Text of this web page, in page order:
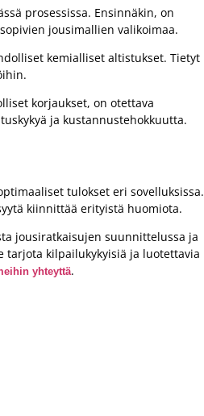
prosessissa. Ensinnäkin, on
jousimallien valikoimaa.
kemialliset altistukset. Tietyt
korjaukset, on otettava
ja kustannustehokkuutta.
tulokset eri sovelluksissa.
kiinnittää erityistä huomiota.
jousiratkaisujen suunnittelussa ja
tarjota kilpailukykyisiä ja luotettavia
yhteyttä.